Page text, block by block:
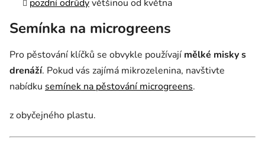
pozdní odrůdyvětšinou od května
Semínka na microgreens
Pro pěstování klíčků se obvykle používají mělké misky s
drenáží. Pokud vás zajímá mikrozelenina, navštivte
nabídku semínek na pěstování microgreens.
z obyčejného plastu.